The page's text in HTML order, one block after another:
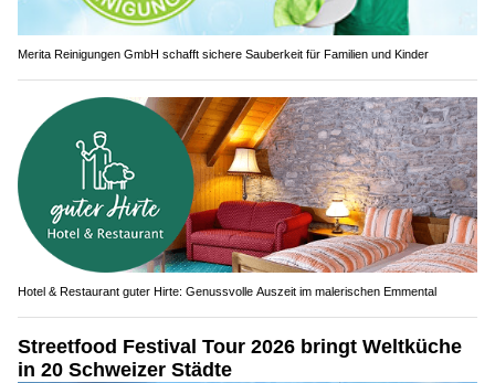
Merita Reinigungen GmbH schafft sichere Sauberkeit für Familien und Kinder
Hotel & Restaurant guter Hirte: Genussvolle Auszeit im malerischen Emmental
Streetfood Festival Tour 2026 bringt Weltküche
in 20 Schweizer Städte